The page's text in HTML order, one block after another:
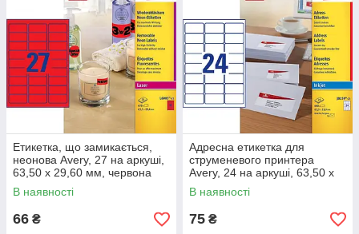
Етикетка, що замикається,
неонова Avery, 27 на аркуші,
63,50 x 29,60 мм, червона
В наявності
66 ₴
Адресна етикетка для
струменевого принтера
Avery, 24 на аркуші, 63,50 х
33, 90 мм, біла
В наявності
75 ₴